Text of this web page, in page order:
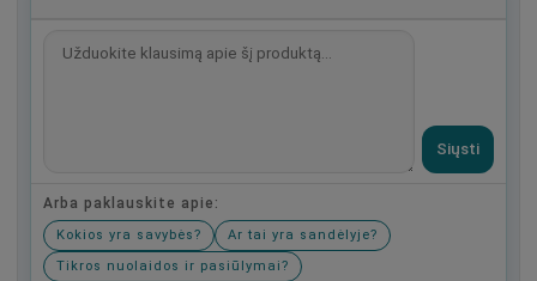
Siųsti
Arba paklauskite apie:
Kokios yra savybės?
Ar tai yra sandėlyje?
Tikros nuolaidos ir pasiūlymai?